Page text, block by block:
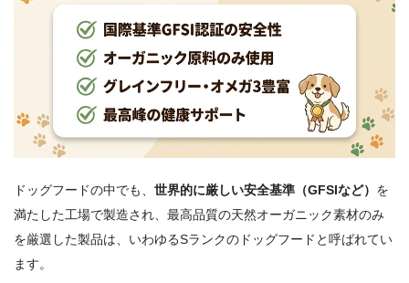
ドッグフードの中でも、 世界的に厳しい安全基準（GFSIなど） を
満たした工場で製造され、最高品質の天然オーガニック素材のみ
を厳選した製品は、いわゆるSランクのドッグフードと呼ばれてい
ます。